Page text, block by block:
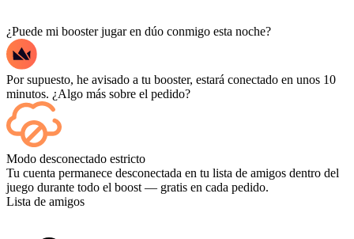
¿Puede mi booster jugar en dúo conmigo esta noche?
Por supuesto, he avisado a tu booster, estará conectado en unos 10
minutos. ¿Algo más sobre el pedido?
Sí, cada partida aparece en tu panel de control a medida que termina,
y si quieres ver las partidas en sí, añade Streaming al finalizar la
compra.
Modo desconectado estricto
Tu cuenta permanece desconectada en tu lista de amigos dentro del
juego durante todo el boost — gratis en cada pedido.
Lista de amigos